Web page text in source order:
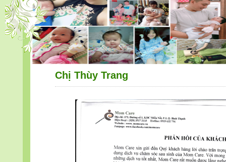
Chị Thùy Trang